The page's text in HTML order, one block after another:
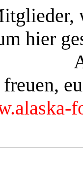
hier